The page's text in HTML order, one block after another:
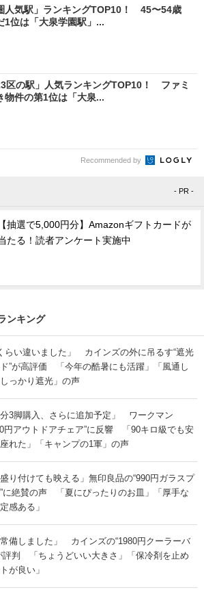
人気駅」ランキングTOP10！ 45〜54歳
1位は「大泉学園駅」...
区の駅」人気ランキングTOP10！ ファミ
物件の第1位は「大泉...
Recommended by
- PR -
【抽選で5,000円分】Amazonギフトカードが
たる！読者アンケート実施中
ンキング
らい違いました」 カインズの外に吊るす“遮光
”が高評価 「今年の酷暑にも活躍」「風通し
っかり遮光」の声
分3脚購入、さらに追加予定」 ワークマン
円アウトドアチェア”に反響 「90キロ級でも安
れた」「キャンプの1軍」の声
盛り付けても映える」無印良品の“990円ガラスプ
に絶賛の声 「夏にぴったりのお皿」「厚手な
感ある」
常備しました」 カインズの“1980円クーラーバ
評判 「ちょうどいい大きさ」「保冷剤を止め
が良い」